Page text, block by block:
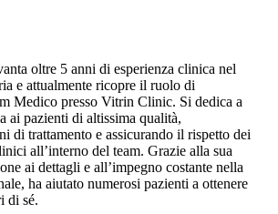
oltre 5 anni di esperienza clinica nel
e attualmente ricopre il ruolo di
Medico presso Vitrin Clinic. Si dedica a
ai pazienti di altissima qualità,
di trattamento e assicurando il rispetto dei
all’interno del team. Grazie alla sua
ai dettagli e all’impegno costante nella
ha aiutato numerosi pazienti a ottenere
di sé.